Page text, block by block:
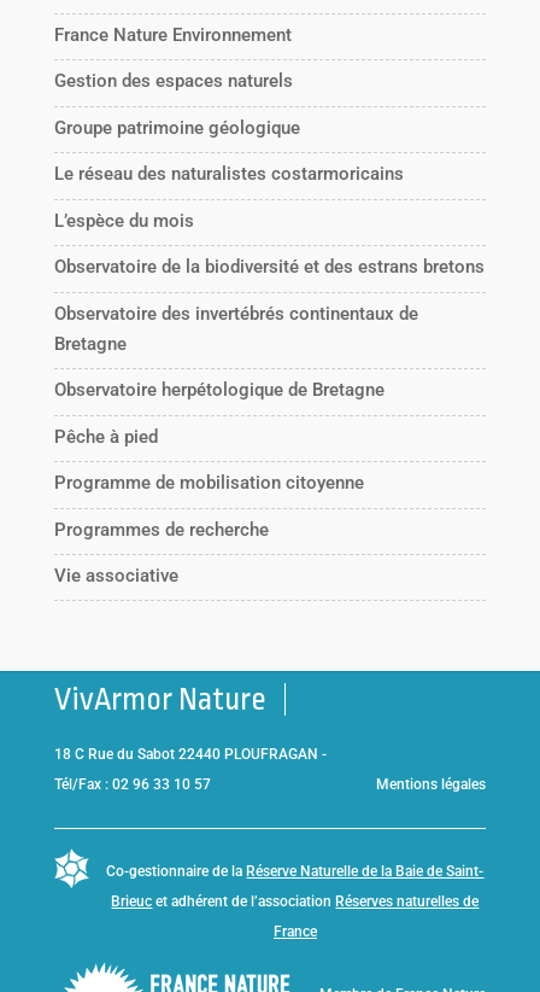
France Nature Environnement
Gestion des espaces naturels
Groupe patrimoine géologique
Le réseau des naturalistes costarmoricains
L’espèce du mois
Observatoire de la biodiversité et des estrans bretons
Observatoire des invertébrés continentaux de
Bretagne
Observatoire herpétologique de Bretagne
Pêche à pied
Programme de mobilisation citoyenne
Programmes de recherche
Vie associative
VivArmor Nature
18 C Rue du Sabot 22440 PLOUFRAGAN -
Tél/Fax : 02 96 33 10 57
Mentions légales
Co-gestionnaire de la Réserve Naturelle de la Baie de Saint-
Brieuc et adhérent de l’association Réserves naturelles de
France